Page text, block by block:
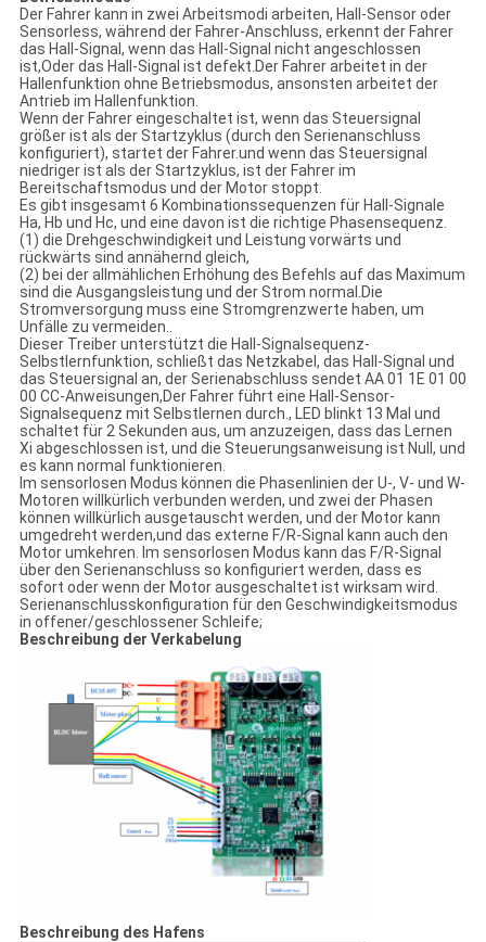
Der Fahrer kann in zwei Arbeitsmodi arbeiten, Hall-Sensor oder
Sensorless, während der Fahrer-Anschluss, erkennt der Fahrer
das Hall-Signal, wenn das Hall-Signal nicht angeschlossen
ist,Oder das Hall-Signal ist defekt.Der Fahrer arbeitet in der
Hallenfunktion ohne Betriebsmodus, ansonsten arbeitet der
Antrieb im Hallenfunktion.
Wenn der Fahrer eingeschaltet ist, wenn das Steuersignal
größer ist als der Startzyklus (durch den Serienanschluss
konfiguriert), startet der Fahrer.und wenn das Steuersignal
niedriger ist als der Startzyklus, ist der Fahrer im
Bereitschaftsmodus und der Motor stoppt.
Es gibt insgesamt 6 Kombinationssequenzen für Hall-Signale
Ha, Hb und Hc, und eine davon ist die richtige Phasensequenz.
(1) die Drehgeschwindigkeit und Leistung vorwärts und
rückwärts sind annähernd gleich,
(2) bei der allmählichen Erhöhung des Befehls auf das Maximum
sind die Ausgangsleistung und der Strom normal.Die
Stromversorgung muss eine Stromgrenzwerte haben, um
Unfälle zu vermeiden..
Dieser Treiber unterstützt die Hall-Signalsequenz-
Selbstlernfunktion, schließt das Netzkabel, das Hall-Signal und
das Steuersignal an, der Serienabschluss sendet AA 01 1E 01 00
00 CC-Anweisungen,Der Fahrer führt eine Hall-Sensor-
Signalsequenz mit Selbstlernen durch., LED blinkt 13 Mal und
schaltet für 2 Sekunden aus, um anzuzeigen, dass das Lernen
Xi abgeschlossen ist, und die Steuerungsanweisung ist Null, und
es kann normal funktionieren.
Im sensorlosen Modus können die Phasenlinien der U-, V- und W-
Motoren willkürlich verbunden werden, und zwei der Phasen
können willkürlich ausgetauscht werden, und der Motor kann
umgedreht werden,und das externe F/R-Signal kann auch den
Motor umkehren. Im sensorlosen Modus kann das F/R-Signal
über den Serienanschluss so konfiguriert werden, dass es
sofort oder wenn der Motor ausgeschaltet ist wirksam wird.
Serienanschlusskonfiguration für den Geschwindigkeitsmodus
in offener/geschlossener Schleife;
Beschreibung der Verkabelung
Beschreibung des Hafens